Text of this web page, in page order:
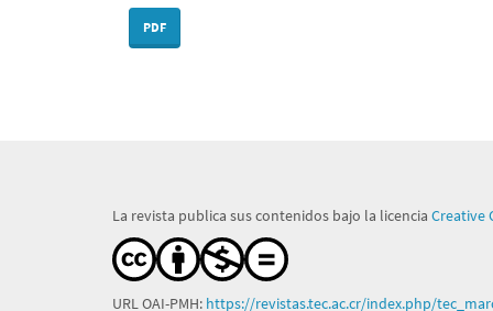
PDF
La revista publica sus contenidos bajo la licencia Creative
URL OAI-PMH: https://revistas.tec.ac.cr/index.php/